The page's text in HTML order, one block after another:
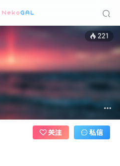
221
关注 私信